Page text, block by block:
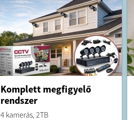
Komplett megfigyelő
rendszer
4 kamerás, 2TB